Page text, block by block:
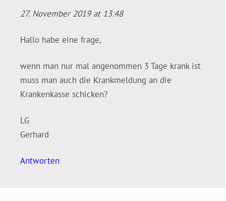
27. November 2019 at 13:48
Hallo habe eine frage,
wenn man nur mal angenommen 3 Tage krank ist
muss man auch die Krankmeldung an die
Krankenkasse schicken?
LG
Gerhard
Antworten